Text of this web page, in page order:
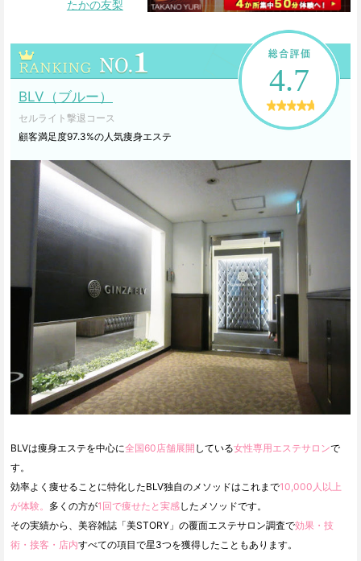
たかの友梨
4.7
BLV（ブルー）
セルライト撃退コース
顧客満足度97.3%の人気痩身エステ
BLVは痩身エステを中心に全国60店舗展開 している女性専用エステサロンで
す。
効率よく痩せることに特化したBLV独自のメソッドはこれまで10,000人以上
が体験。 多くの方が1回で痩せたと実感したメソッドです。
その実績から、美容雑誌「美STORY」の覆面エステサロン調査で効果・技
術・接客・店内すべての項目で星3つを獲得したこともあります。